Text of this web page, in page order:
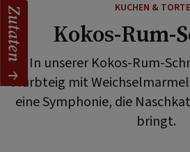
KUCHEN &
Kokos-Rum-
In unserer Kokos-Rum-
Mürbteig mit
eine Symphonie, die
bringt.
Zutaten